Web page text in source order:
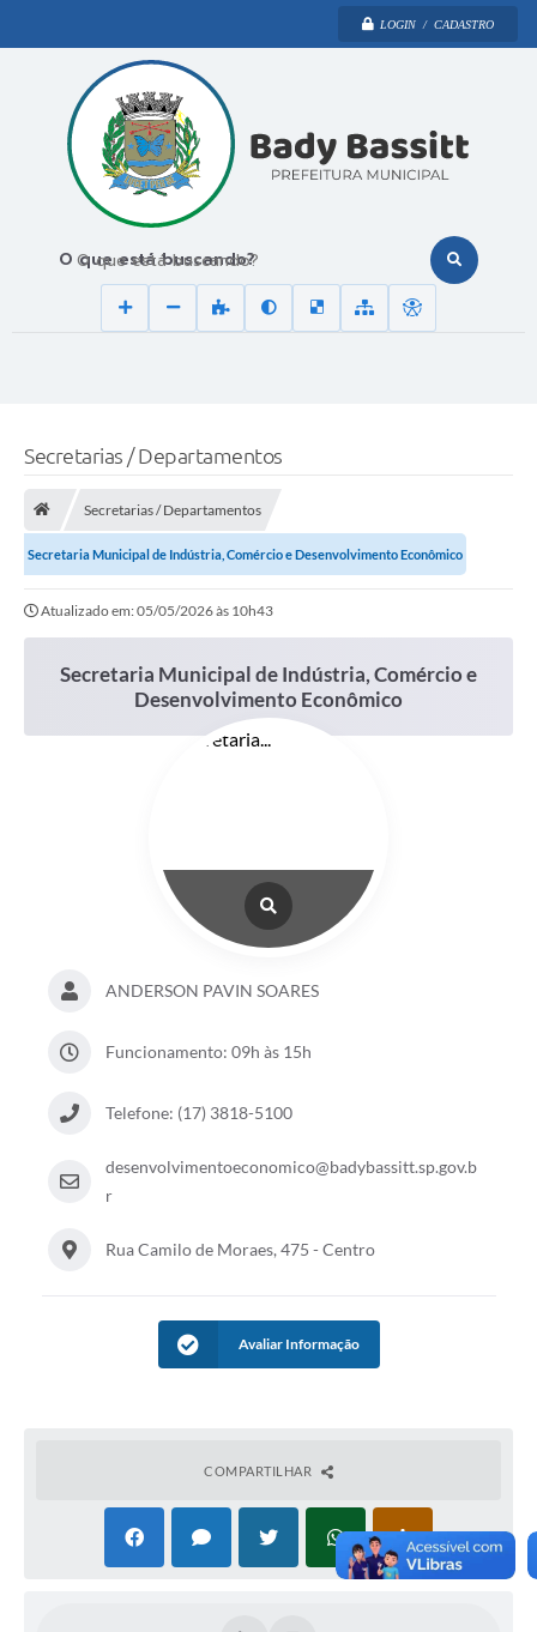
LOGIN / CADASTRO
O que está buscando?
Secretarias / Departamentos
Secretarias / Departamentos
Secretaria Municipal de Indústria, Comércio e Desenvolvimento Econômico
Atualizado em: 05/05/2026 às 10h43
Secretaria Municipal de Indústria, Comércio e
Desenvolvimento Econômico
ANDERSON PAVIN SOARES
Funcionamento: 09h às 15h
Telefone: (17) 3818-5100
desenvolvimentoeconomico@badybassitt.sp.gov.b
r
Rua Camilo de Moraes, 475 - Centro
Avaliar Informação
COMPARTILHAR